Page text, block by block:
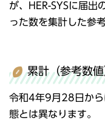
が、HER-SYSに届出
った数を集計した参
累計（参考数
令和4年9月28日から
態とは異なります。